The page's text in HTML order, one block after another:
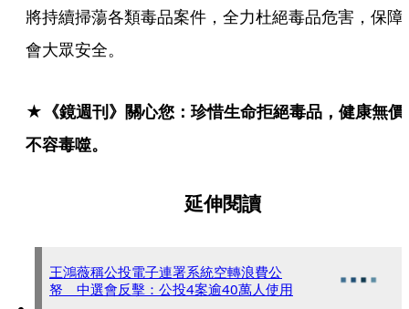
將持續掃蕩各類毒品案件，全力杜絕毒品危害，保障
會大眾安全。
★《鏡週刊》關心您：珍惜生命拒絕毒品，健康無價
不容毒噬。
延伸閱讀
王鴻薇稱公投電子連署系統空轉浪費公
帑 中選會反擊：公投4案逾40萬人使用